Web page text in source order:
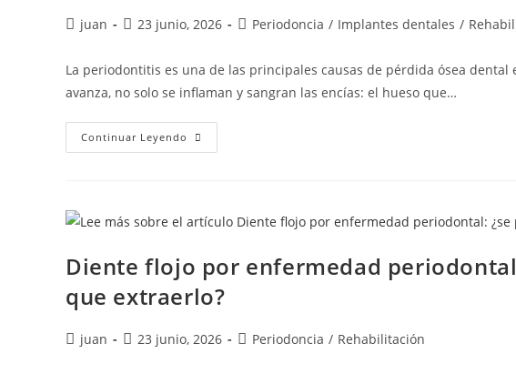
juan 23 junio, 2026 Periodoncia / Implantes dentales /
La periodontitis es una de las principales causas de pérdida ósea
avanza, no solo se inflaman y sangran las encías: el hueso que…
Continuar Leyendo
Diente flojo por enfermedad
que extraerlo?
juan 23 junio, 2026 Periodoncia / Rehabilitación